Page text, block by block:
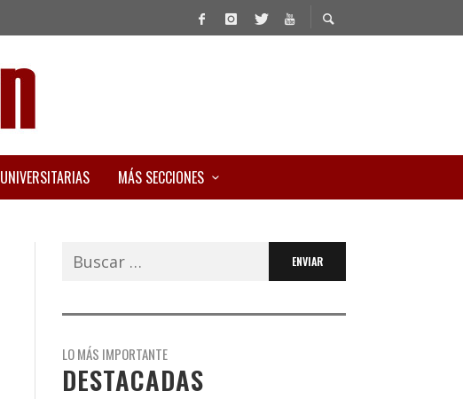
UNIVERSITARIAS MÁS SECCIONES
Buscar:
LO MÁS IMPORTANTE
DESTACADAS